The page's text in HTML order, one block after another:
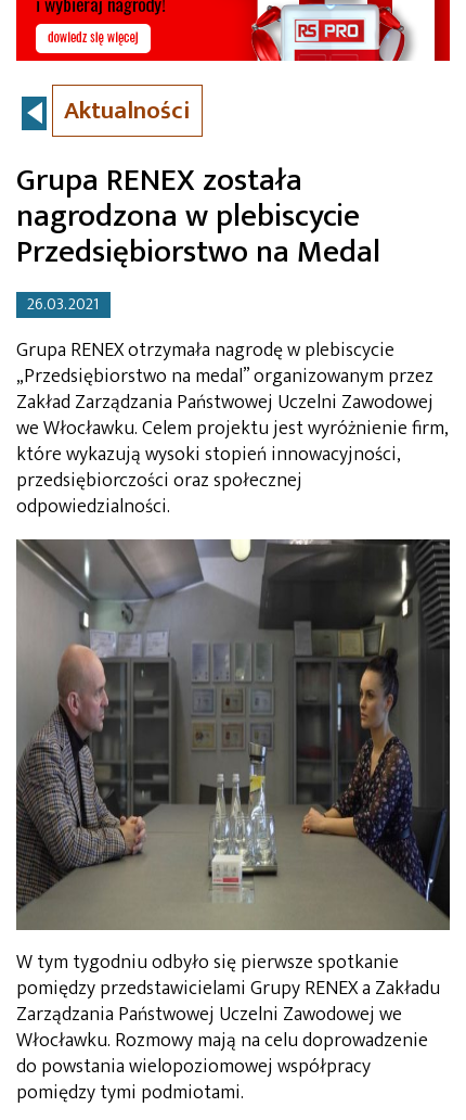
Aktualności
Grupa RENEX została
nagrodzona w plebiscycie
Przedsiębiorstwo na Medal
26.03.2021
Grupa RENEX otrzymała nagrodę w plebiscycie
„Przedsiębiorstwo na medal” organizowanym przez
Zakład Zarządzania Państwowej Uczelni Zawodowej
we Włocławku. Celem projektu jest wyróżnienie firm,
które wykazują wysoki stopień innowacyjności,
przedsiębiorczości oraz społecznej
odpowiedzialności.
W tym tygodniu odbyło się pierwsze spotkanie
pomiędzy przedstawicielami Grupy RENEX a Zakładu
Zarządzania Państwowej Uczelni Zawodowej we
Włocławku. Rozmowy mają na celu doprowadzenie
do powstania wielopoziomowej współpracy
pomiędzy tymi podmiotami.